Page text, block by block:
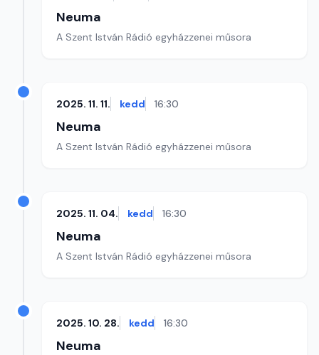
Neuma
A Szent István Rádió egyházzenei műsora
2025. 11. 11. kedd 16:30
Neuma
A Szent István Rádió egyházzenei műsora
2025. 11. 04. kedd 16:30
Neuma
A Szent István Rádió egyházzenei műsora
2025. 10. 28. kedd 16:30
Neuma